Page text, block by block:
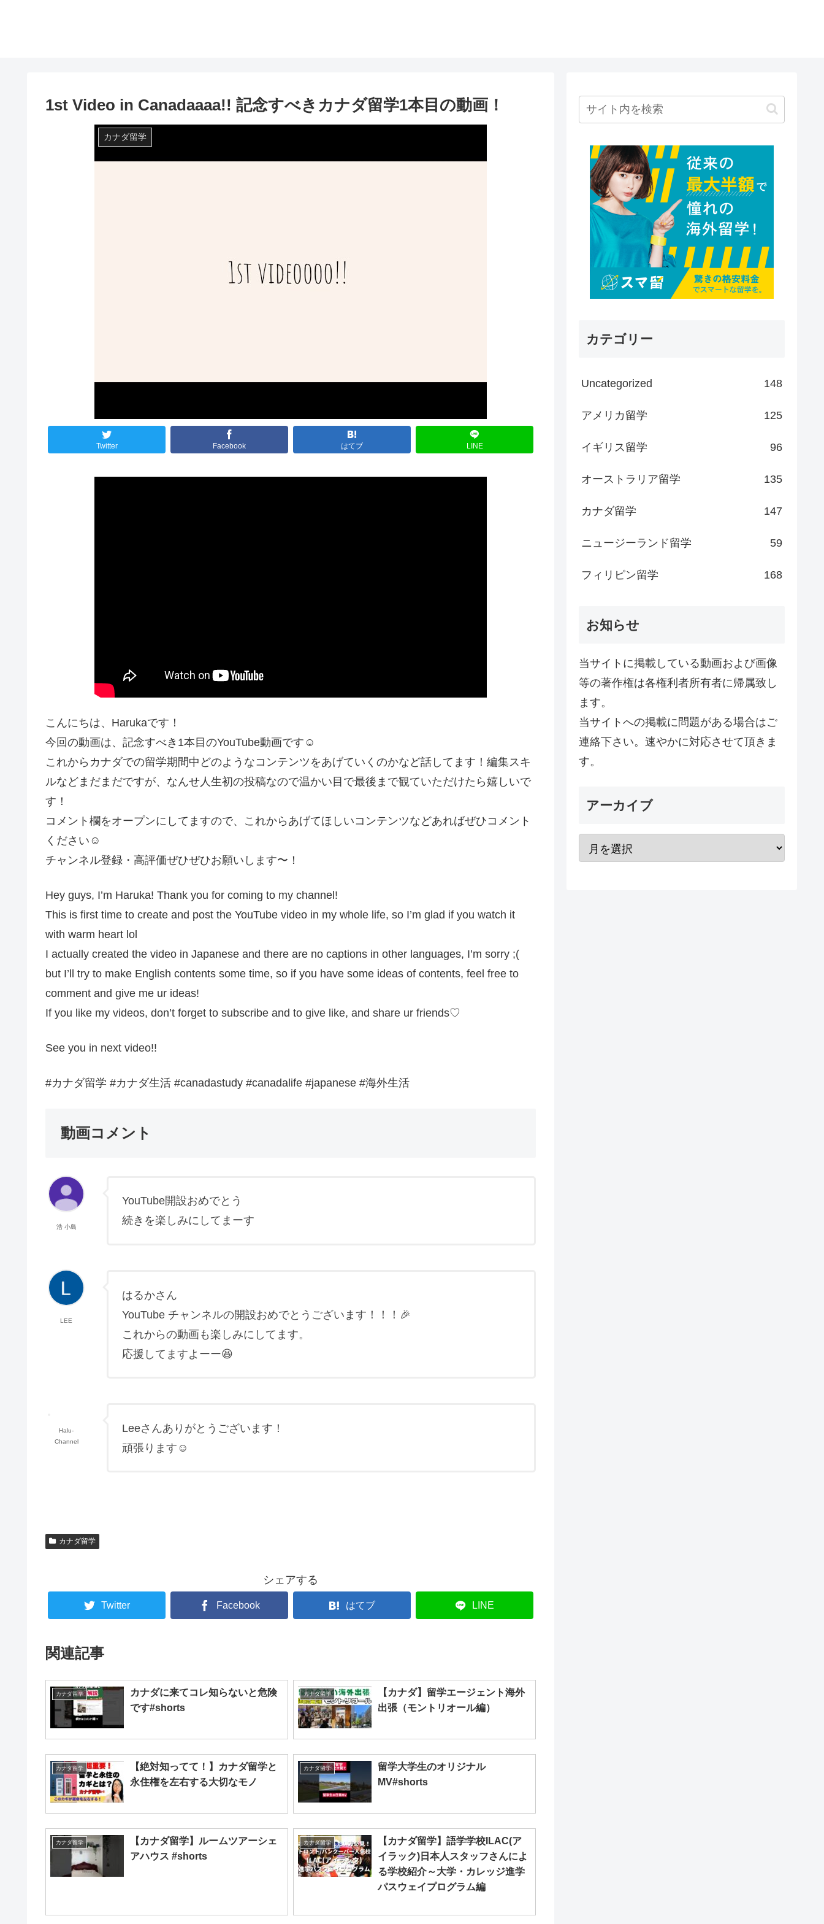
1st Video in Canadaaaa!! 記念すべきカナダ留学1本目の動画！
カナダ留学
Twitter Facebook はてブ LINE
こんにちは、Harukaです！
今回の動画は、記念すべき1本目のYouTube動画です☺︎
これからカナダでの留学期間中どのようなコンテンツをあげていくのかなど話してます！編集スキ
ルなどまだまだですが、なんせ人生初の投稿なので温かい目で最後まで観ていただけたら嬉しいで
す！
コメント欄をオープンにしてますので、これからあげてほしいコンテンツなどあればぜひコメント
ください☺︎
チャンネル登録・高評価ぜひぜひお願いします〜！
Hey guys, I’m Haruka! Thank you for coming to my channel!
This is first time to create and post the YouTube video in my whole life, so I’m glad if you watch it
with warm heart lol
I actually created the video in Japanese and there are no captions in other languages, I’m sorry ;(
but I’ll try to make English contents some time, so if you have some ideas of contents, feel free to
comment and give me ur ideas!
If you like my videos, don’t forget to subscribe and to give like, and share ur friends♡
See you in next video!!
#カナダ留学 #カナダ生活 #canadastudy #canadalife #japanese #海外生活
動画コメント
浩 小島
YouTube開設おめでとう
続きを楽しみにしてまーす
LEE
はるかさん
YouTube チャンネルの開設おめでとうございます！！！🎉
これからの動画も楽しみにしてます。
応援してますよーー😆
Halu-
Channel
Leeさんありがとうございます！
頑張ります☺︎
カナダ留学
シェアする
Twitter Facebook はてブ LINE
関連記事
カナダ留学
カナダに来てコレ知らないと危険
です#shorts
カナダ留学
【カナダ】留学エージェント海外
出張（モントリオール編）
カナダ留学
【絶対知ってて！】カナダ留学と
永住権を左右する大切なモノ
カナダ留学
留学大学生のオリジナル
MV#shorts
カナダ留学
【カナダ留学】ルームツアーシェ
アハウス #shorts
カナダ留学
【カナダ留学】語学学校ILAC(ア
イラック)日本人スタッフさんによ
る学校紹介～大学・カレッジ進学
パスウェイプログラム編
カテゴリー
Uncategorized 148
アメリカ留学 125
イギリス留学 96
オーストラリア留学 135
カナダ留学 147
ニュージーランド留学 59
フィリピン留学 168
お知らせ
当サイトに掲載している動画および画像
等の著作権は各権利者所有者に帰属致し
ます。
当サイトへの掲載に問題がある場合はご
連絡下さい。速やかに対応させて頂きま
す。
アーカイブ